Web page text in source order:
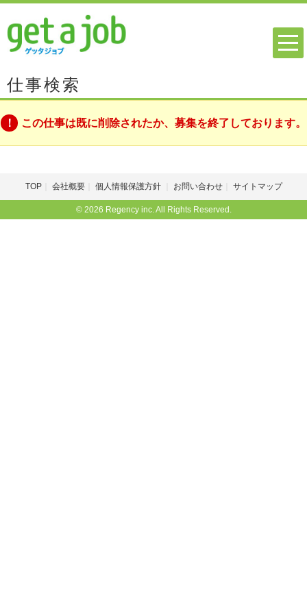
仕事検索
この仕事は既に削除されたか、募集を終了しております。
TOP 会社概要 個人情報保護方針 お問い合わせ サイトマップ
© 2026 Regency inc. All Rights Reserved.